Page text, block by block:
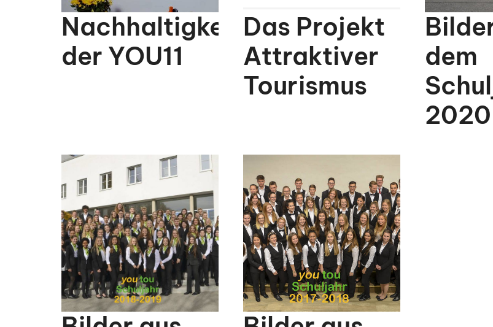
Nachhaltigkeitsprojekte
der YOU11
Das Projekt
Attraktiver
Tourismus
dem